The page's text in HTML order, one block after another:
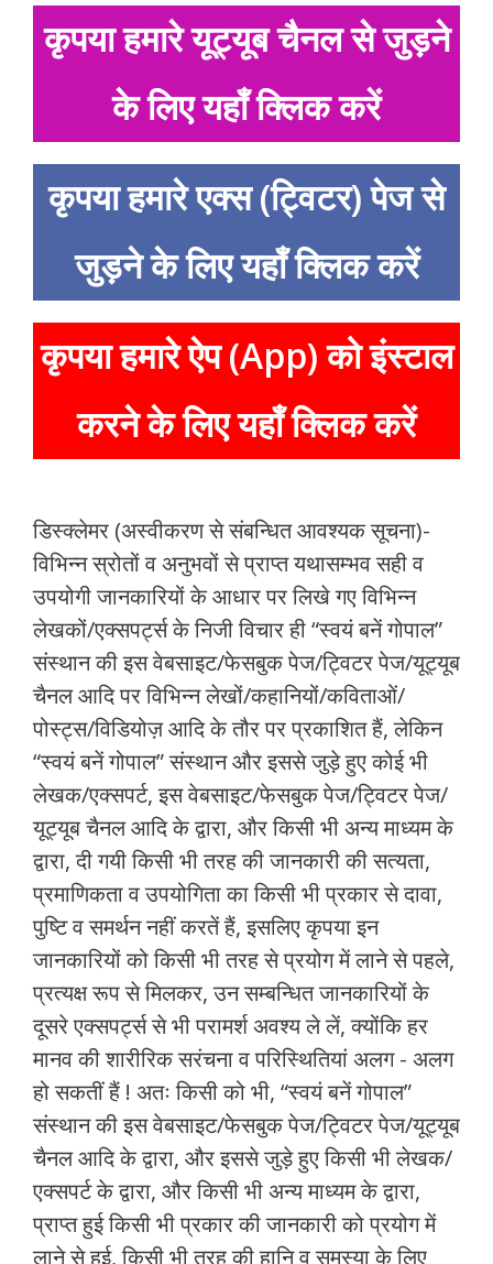
कृपया हमारे यूट्यूब चैनल से जुड़ने
के लिए यहाँ क्लिक करें
कृपया हमारे एक्स (ट्विटर) पेज से
जुड़ने के लिए यहाँ क्लिक करें
कृपया हमारे ऐप (App) को इंस्टाल
करने के लिए यहाँ क्लिक करें
डिस्क्लेमर (अस्वीकरण से संबन्धित आवश्यक सूचना)-
विभिन्न स्रोतों व अनुभवों से प्राप्त यथासम्भव सही व
उपयोगी जानकारियों के आधार पर लिखे गए विभिन्न
लेखकों/एक्सपर्ट्स के निजी विचार ही “स्वयं बनें गोपाल”
संस्थान की इस वेबसाइट/फेसबुक पेज/ट्विटर पेज/यूट्यूब
चैनल आदि पर विभिन्न लेखों/कहानियों/कविताओं/
पोस्ट्स/विडियोज़ आदि के तौर पर प्रकाशित हैं, लेकिन
“स्वयं बनें गोपाल” संस्थान और इससे जुड़े हुए कोई भी
लेखक/एक्सपर्ट, इस वेबसाइट/फेसबुक पेज/ट्विटर पेज/
यूट्यूब चैनल आदि के द्वारा, और किसी भी अन्य माध्यम के
द्वारा, दी गयी किसी भी तरह की जानकारी की सत्यता,
प्रमाणिकता व उपयोगिता का किसी भी प्रकार से दावा,
पुष्टि व समर्थन नहीं करतें हैं, इसलिए कृपया इन
जानकारियों को किसी भी तरह से प्रयोग में लाने से पहले,
प्रत्यक्ष रूप से मिलकर, उन सम्बन्धित जानकारियों के
दूसरे एक्सपर्ट्स से भी परामर्श अवश्य ले लें, क्योंकि हर
मानव की शारीरिक सरंचना व परिस्थितियां अलग - अलग
हो सकतीं हैं ! अतः किसी को भी, “स्वयं बनें गोपाल”
संस्थान की इस वेबसाइट/फेसबुक पेज/ट्विटर पेज/यूट्यूब
चैनल आदि के द्वारा, और इससे जुड़े हुए किसी भी लेखक/
एक्सपर्ट के द्वारा, और किसी भी अन्य माध्यम के द्वारा,
प्राप्त हुई किसी भी प्रकार की जानकारी को प्रयोग में
लाने से हुई, किसी भी तरह की हानि व समस्या के लिए